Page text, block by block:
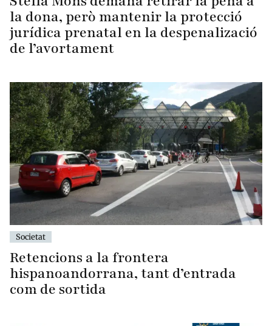
la dona, però mantenir la protecció
jurídica prenatal en la despenalizació
de l’avortament
Societat
Retencions a la frontera
hispanoandorrana, tant d’entrada
com de sortida